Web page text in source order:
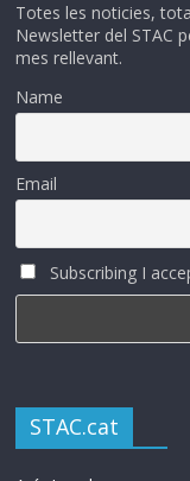
Totes les noticies,
Newsletter del STAC
mes rellevant.
Name
Email
Subscribing I
STAC.cat